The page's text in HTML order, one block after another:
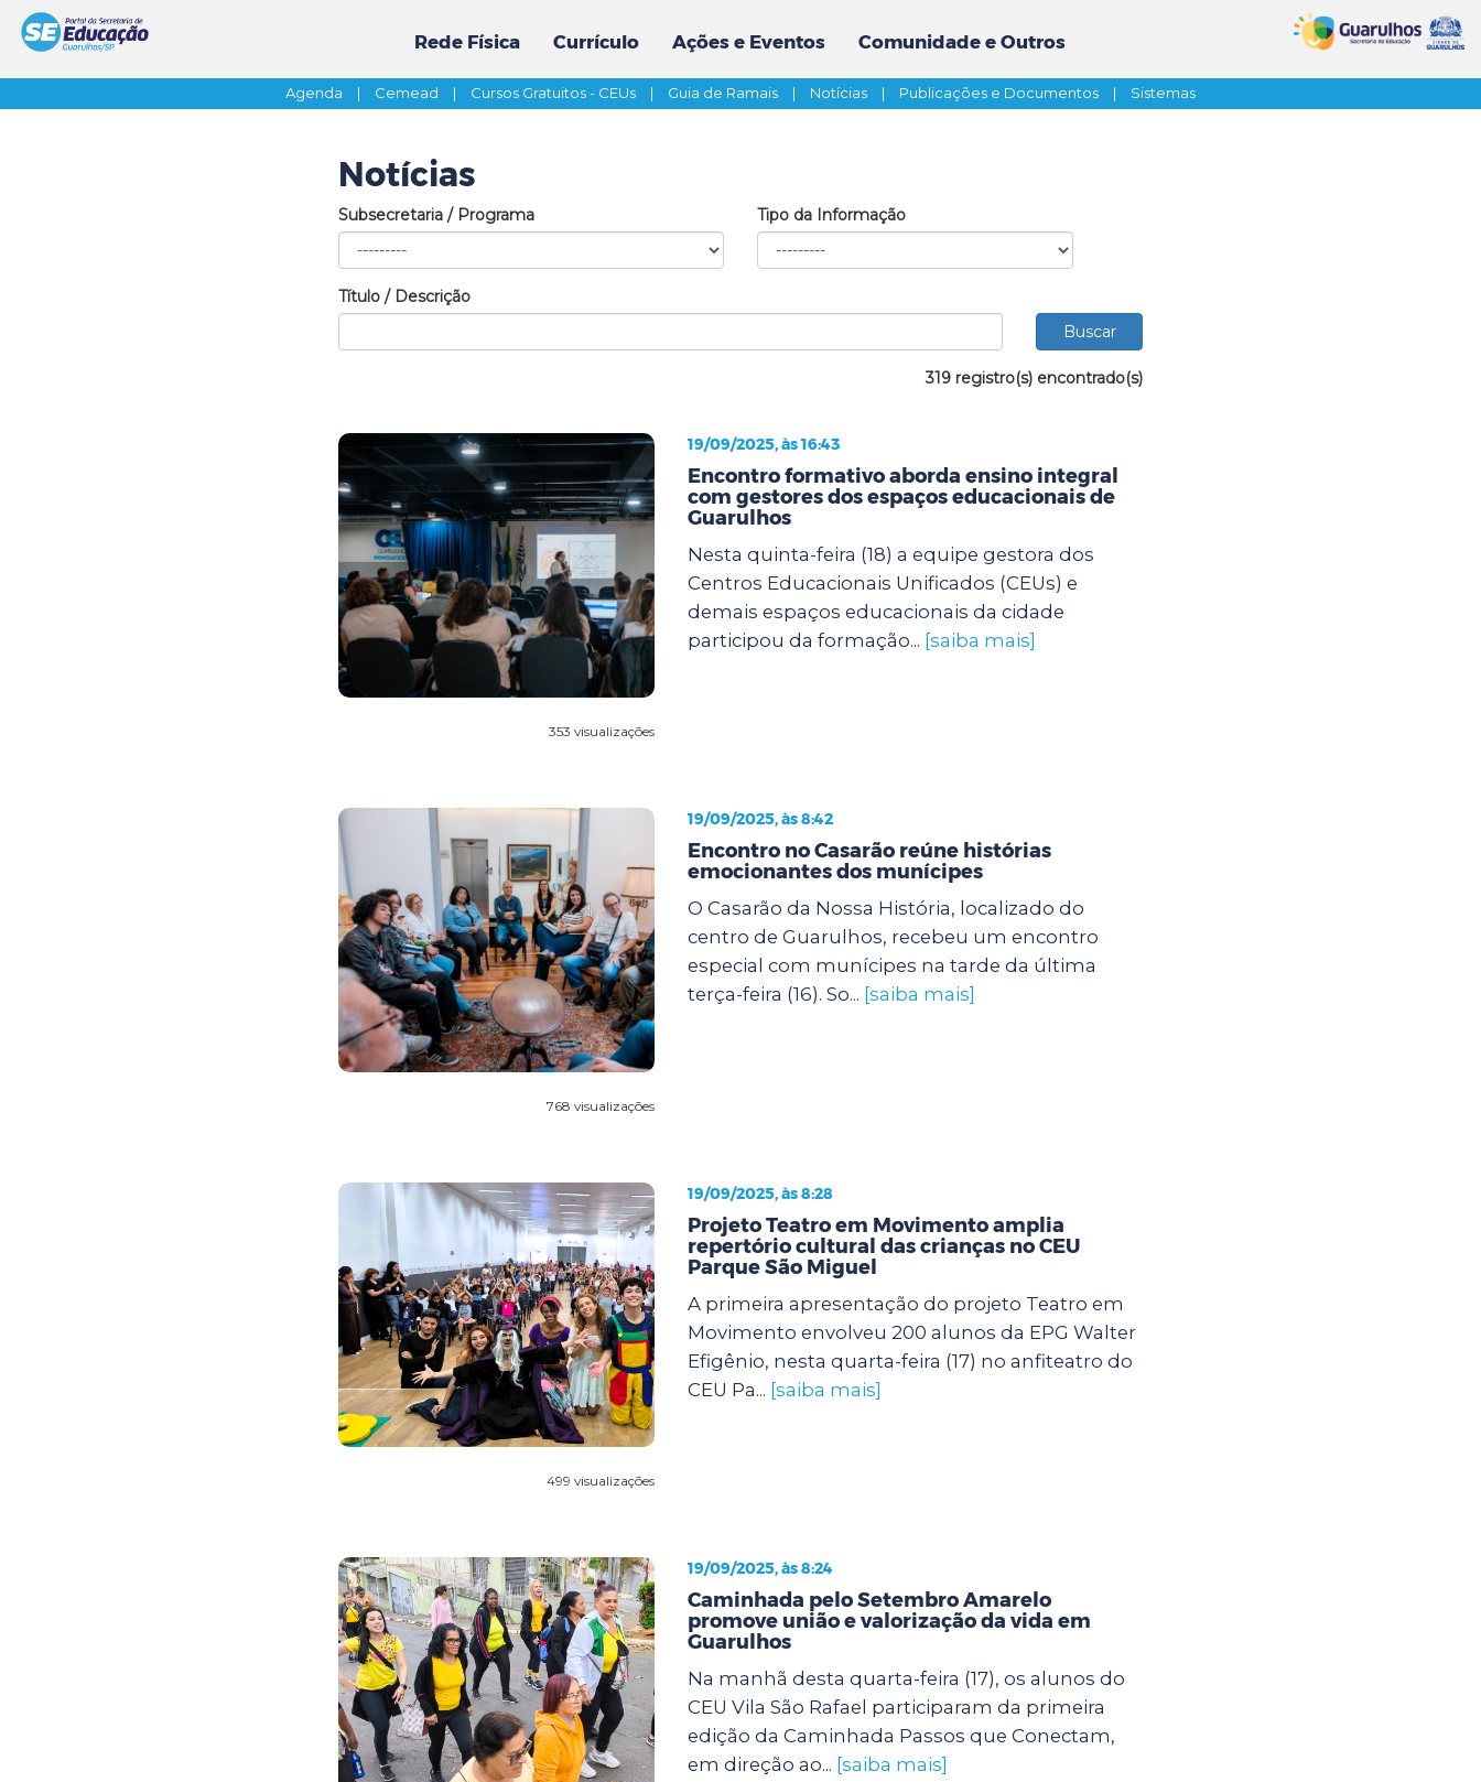
Rede Física Currículo Ações e Eventos Comunidade e Outros
Agenda | Cemead | Cursos Gratuitos - CEUs | Guia de Ramais | Notícias | Publicações e Documentos | Sistemas
Notícias
Subsecretaria / Programa Tipo da Informação
Título / Descrição
319 registro(s) encontrado(s)
353 visualizações
19/09/2025, às 16:43
Encontro formativo aborda ensino integral
com gestores dos espaços educacionais de
Guarulhos
Nesta quinta-feira (18) a equipe gestora dos
Centros Educacionais Unificados (CEUs) e
demais espaços educacionais da cidade
participou da formação... [saiba mais]
768 visualizações
19/09/2025, às 8:42
Encontro no Casarão reúne histórias
emocionantes dos munícipes
O Casarão da Nossa História, localizado do
centro de Guarulhos, recebeu um encontro
especial com munícipes na tarde da última
terça-feira (16). So... [saiba mais]
499 visualizações
19/09/2025, às 8:28
Projeto Teatro em Movimento amplia
repertório cultural das crianças no CEU
Parque São Miguel
A primeira apresentação do projeto Teatro em
Movimento envolveu 200 alunos da EPG Walter
Efigênio, nesta quarta-feira (17) no anfiteatro do
CEU Pa... [saiba mais]
19/09/2025, às 8:24
Caminhada pelo Setembro Amarelo
promove união e valorização da vida em
Guarulhos
Na manhã desta quarta-feira (17), os alunos do
CEU Vila São Rafael participaram da primeira
edição da Caminhada Passos que Conectam,
em direção ao... [saiba mais]